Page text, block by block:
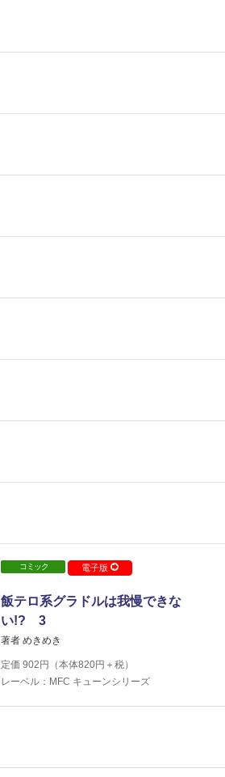
コミック 電子版
飯テロ系グラドルは我慢できな
い!? 3
著者 めきめき
定価 902 円（本体820円＋税）
レーベル：MFC キューンシリーズ